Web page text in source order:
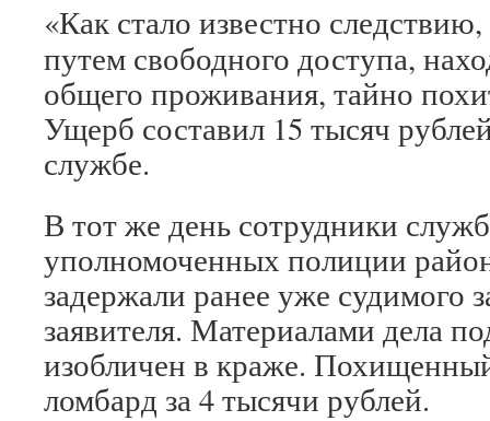
«Как стало известно
путем свободного доступа,
общего проживания, тайно
Ущерб составил 15 тысяч
службе.
В тот же день сотрудники
уполномоченных полиции
задержали ранее уже судимого
заявителя. Материалами дела
изобличен в краже.
ломбард за 4 тысячи рублей.